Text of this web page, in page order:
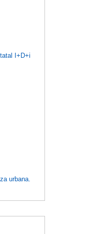
I+D+i
urbana.